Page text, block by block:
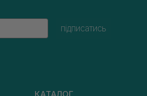
підписатись
КАТАЛОГ